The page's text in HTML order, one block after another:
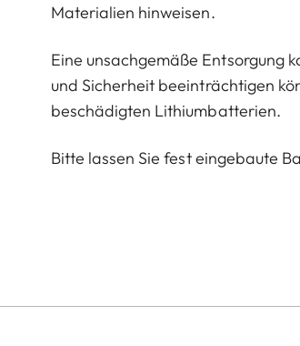
Materialien hinweisen.
Eine unsachgemäße Entsorgung
und Sicherheit beeinträchtigen
beschädigten Lithiumbatterien.
Bitte lassen Sie fest eingebaute